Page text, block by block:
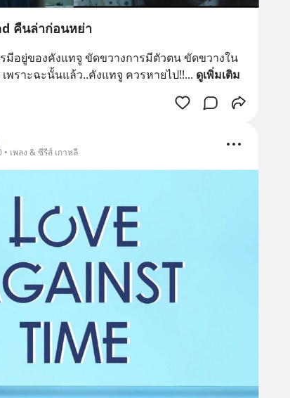
คืนล่าก่อนหย่า
มีอยู่ของคังแทจู ขัดขวางการมีตัวตน ขัดขวางใน
พราะฉะนั้นแล้ว..คังแทจู ควรหายไป!!... ดูเพิ่มเติม
• เพลง & ซีรีส์ เกาหลี